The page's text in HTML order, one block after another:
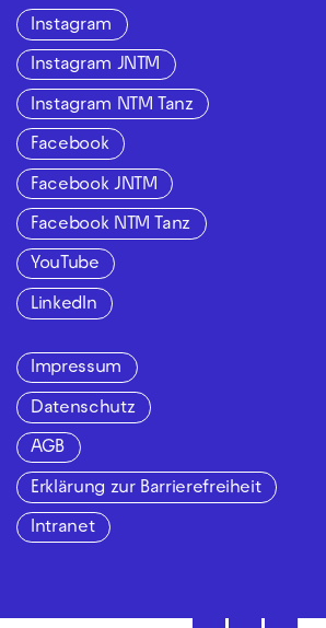
Instagram
Instagram JNTM
Instagram NTM Tanz
Facebook
Facebook JNTM
Facebook NTM Tanz
YouTube
LinkedIn
Impressum
Datenschutz
AGB
Erklärung zur Barrierefreiheit
Intranet